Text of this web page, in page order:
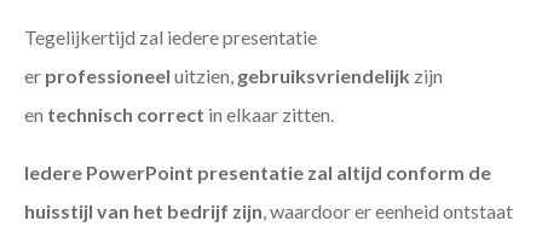
Tegelijkertijd zal iedere presentatie
er professioneel uitzien, gebruiksvriendelijk zijn
en technisch correct in elkaar zitten.
Iedere PowerPoint presentatie zal altijd conform de
huisstijl van het bedrijf zijn, waardoor er eenheid ontstaat